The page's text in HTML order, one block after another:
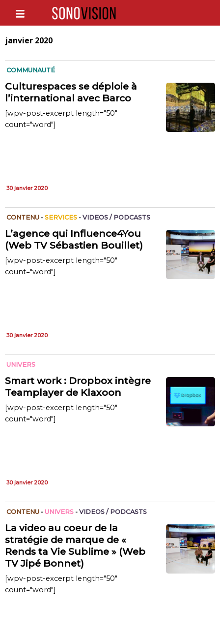
janvier 2020
COMMUNAUTÉ
Culturespaces se déploie à
l’international avec Barco
[wpv-post-excerpt length="50"
count="word"]
30 janvier 2020
CONTENU - SERVICES - VIDEOS / PODCASTS
L’agence qui Influence4You
(Web TV Sébastien Bouillet)
[wpv-post-excerpt length="50"
count="word"]
30 janvier 2020
UNIVERS
Smart work : Dropbox intègre
Teamplayer de Klaxoon
[wpv-post-excerpt length="50"
count="word"]
30 janvier 2020
CONTENU - UNIVERS - VIDEOS / PODCASTS
La video au coeur de la
stratégie de marque de «
Rends ta Vie Sublime » (Web
TV Jipé Bonnet)
[wpv-post-excerpt length="50"
count="word"]